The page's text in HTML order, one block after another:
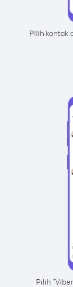
Pilih kontak
Pilih